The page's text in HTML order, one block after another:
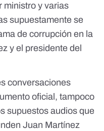
ministro y varias
supuestamente se
de corrupción en la
y el presidente del
conversaciones
oficial, tampoco
supuestos audios que
Juan Martínez